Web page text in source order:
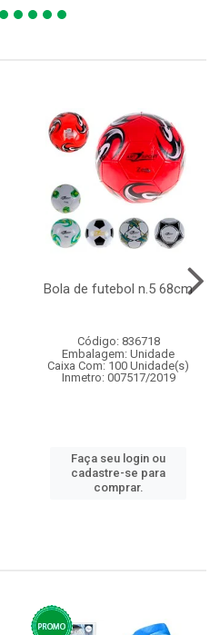
Bola de futebol n.5 68cm
Código: 836718
Embalagem: Unidade
Caixa Com: 100 Unidade(s)
Inmetro: 007517/2019
Faça seu login ou
cadastre-se para
comprar.